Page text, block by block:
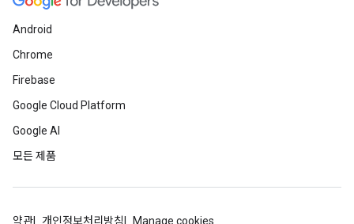
Android
Chrome
Firebase
Google Cloud Platform
Google AI
모든 제품
약관 개인정보처리방침 Manage cookies